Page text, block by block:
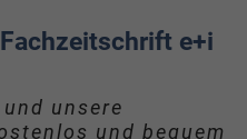
e+i
unsere
und bequem